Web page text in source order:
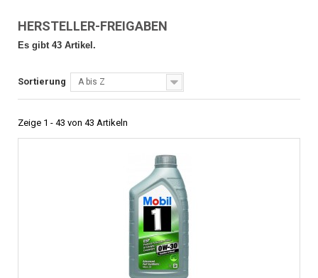
HERSTELLER-FREIGABEN
Es gibt 43 Artikel.
Sortierung A bis Z
Zeige 1 - 43 von 43 Artikeln